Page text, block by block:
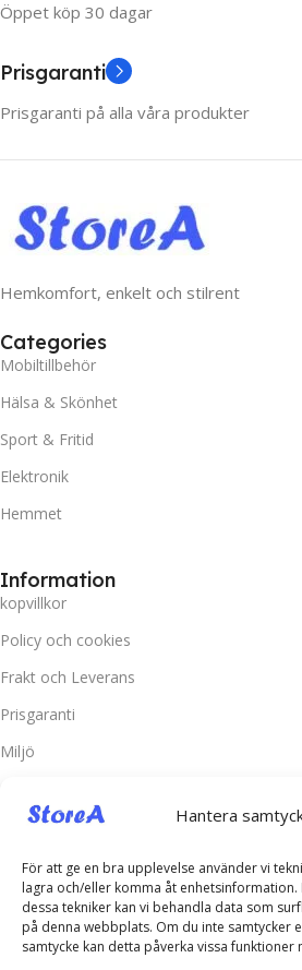
Hantera
För att ge en bra upplevelse använder vi
lagra och/eller komma åt enhetsinformation.
dessa tekniker kan vi behandla data som
på denna webbplats. Om du inte samtycker
samtycke kan detta påverka vissa funktioner
Öppet köp 30 dagar
Prisgaranti
Prisgaranti på alla våra produkter
Hemkomfort, enkelt och stilrent
Categories
Mobiltillbehör
Hälsa & Skönhet
Sport & Fritid
Elektronik
Hemmet
Information
kopvillkor
Policy och cookies
Frakt och Leverans
Prisgaranti
Miljö
Kundtjänst
Retur & Reklamation
Vanliga frågor
Inloggning